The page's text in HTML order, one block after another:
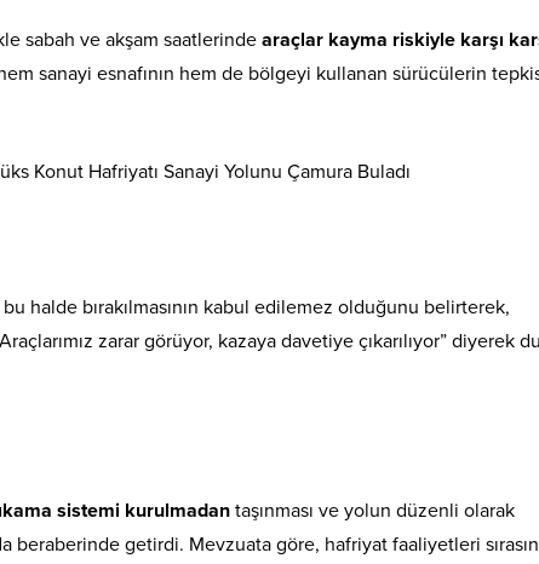
sabah ve akşam saatlerinde araçlar kayma riskiyle karşı
sanayi esnafının hem de bölgeyi kullanan sürücülerin
halde bırakılmasının kabul edilemez olduğunu belirterek,
zarar görüyor, kazaya davetiye çıkarılıyor” diyerek
sistemi kurulmadan taşınması ve yolun düzenli olarak
getirdi. Mevzuata göre, hafriyat faaliyetleri